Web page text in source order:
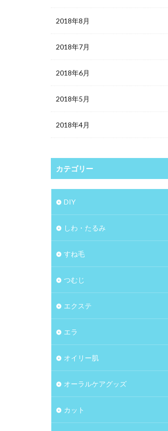
2018年8月
2018年7月
2018年6月
2018年5月
2018年4月
カテゴリー
DIY
しわ・たるみ
すね毛
つむじ
エクステ
エラ
オイリー肌
オーラルケアグッズ
カット